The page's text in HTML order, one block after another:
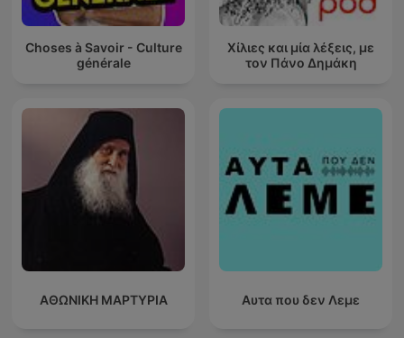
Choses à Savoir - Culture
générale
Χίλιες και μία λέξεις, με
τον Πάνο Δημάκη
ΑΘΩΝΙΚΗ ΜΑΡΤΥΡΙΑ Αυτα που δεν Λεμε